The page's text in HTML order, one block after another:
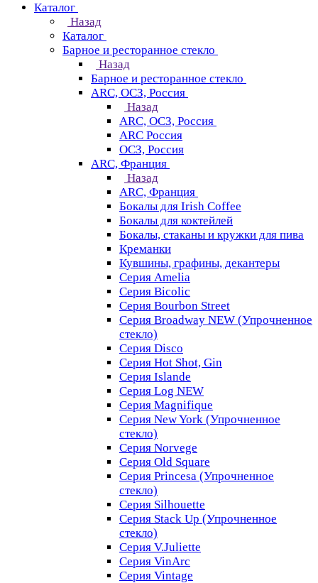
Каталог
Назад
Каталог
Барное и ресторанное стекло
Назад
Барное и ресторанное стекло
ARC, ОСЗ, Россия
Назад
ARC, ОСЗ, Россия
ARC Россия
ОСЗ, Россия
ARC, Франция
Назад
ARC, Франция
Бокалы для Irish Coffee
Бокалы для коктейлей
Бокалы, стаканы и кружки для пива
Креманки
Кувшины, графины, декантеры
Серия Amelia
Серия Bicolic
Серия Bourbon Street
Серия Broadway NEW (Упрочненное
стекло)
Серия Disco
Серия Hot Shot, Gin
Серия Islande
Серия Log NEW
Серия Magnifique
Серия New York (Упрочненное
стекло)
Серия Norvege
Серия Old Square
Серия Princesa (Упрочненное
стекло)
Серия Silhouette
Серия Stack Up (Упрочненное
стекло)
Серия V.Juliette
Серия VinArc
Серия Vintage